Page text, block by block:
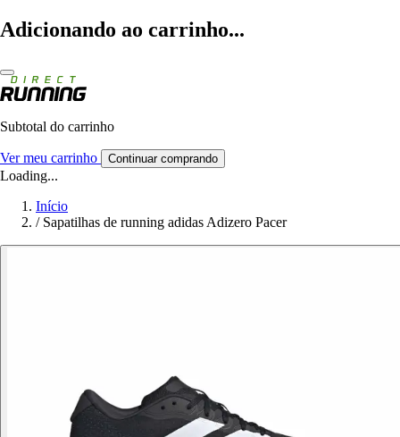
Adicionando ao carrinho...
Subtotal do carrinho
Ver meu carrinho Continuar comprando
Loading...
Início
/ Sapatilhas de running adidas Adizero Pacer